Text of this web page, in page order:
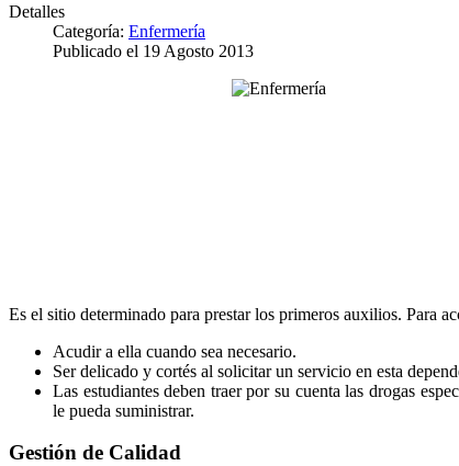
Detalles
Categoría: Enfermería
Publicado el 19 Agosto 2013
Es el sitio determinado para prestar los primeros auxilios. Para
Acudir a ella cuando sea necesario.
Ser delicado y cortés al solicitar un servicio en esta
Las estudiantes deben traer por su cuenta las drogas
le pueda suministrar.
Gestión de Calidad